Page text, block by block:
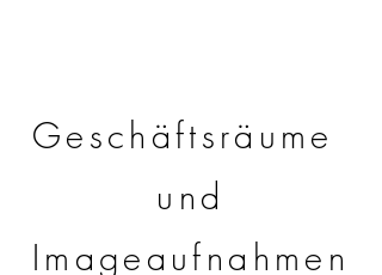
Geschäftsräume
und
Imageaufnahmen